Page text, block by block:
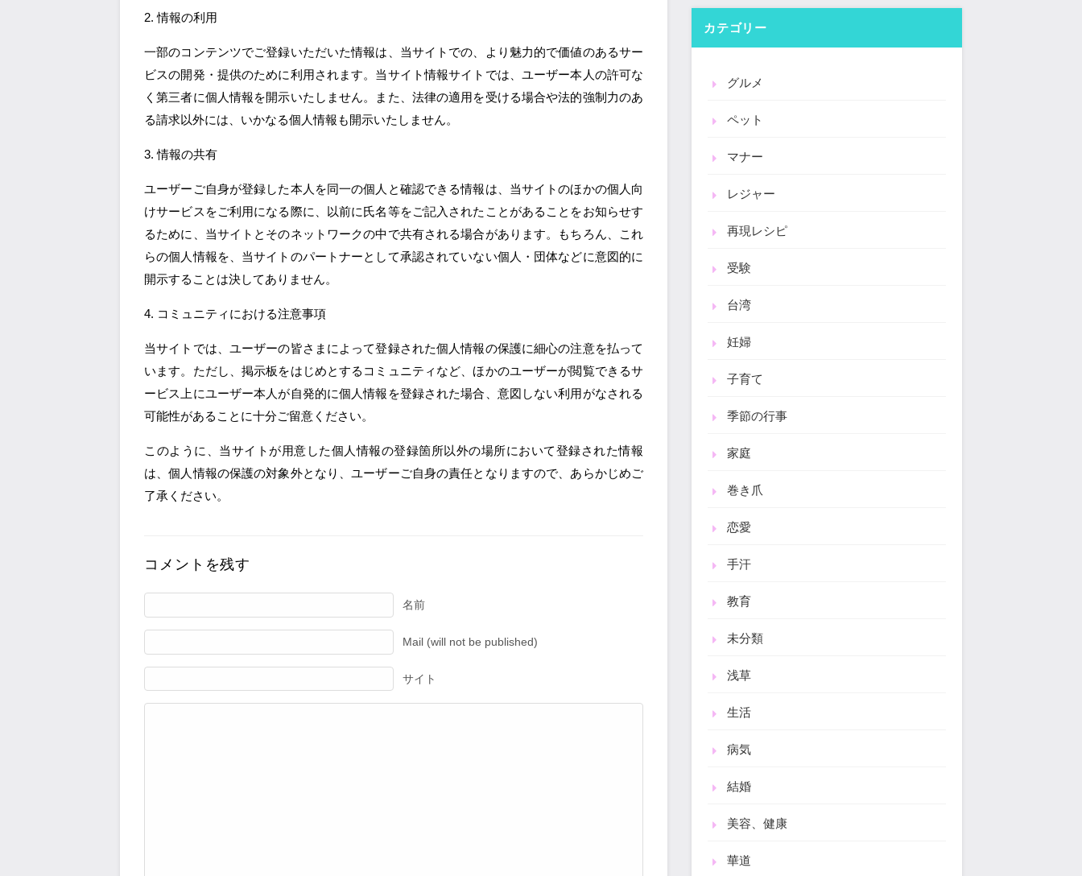
2. 情報の利用
一部のコンテンツでご登録いただいた情報は、当サイトでの、より魅力的で価値のあるサー
ビスの開発・提供のために利用されます。当サイト情報サイトでは、ユーザー本人の許可な
く第三者に個人情報を開示いたしません。また、法律の適用を受ける場合や法的強制力のあ
る請求以外には、いかなる個人情報も開示いたしません。
3. 情報の共有
ユーザーご自身が登録した本人を同一の個人と確認できる情報は、当サイトのほかの個人向
けサービスをご利用になる際に、以前に氏名等をご記入されたことがあることをお知らせす
るために、当サイトとそのネットワークの中で共有される場合があります。もちろん、これ
らの個人情報を、当サイトのパートナーとして承認されていない個人・団体などに意図的に
開示することは決してありません。
4. コミュニティにおける注意事項
当サイトでは、ユーザーの皆さまによって登録された個人情報の保護に細心の注意を払って
います。ただし、掲示板をはじめとするコミュニティなど、ほかのユーザーが閲覧できるサ
ービス上にユーザー本人が自発的に個人情報を登録された場合、意図しない利用がなされる
可能性があることに十分ご留意ください。
このように、当サイトが用意した個人情報の登録箇所以外の場所において登録された情報
は、個人情報の保護の対象外となり、ユーザーご自身の責任となりますので、あらかじめご
了承ください。
コメントを残す
名前
Mail (will not be published)
サイト
カテゴリー
グルメ
ペット
マナー
レジャー
再現レシピ
受験
台湾
妊婦
子育て
季節の行事
家庭
巻き爪
恋愛
手汗
教育
未分類
浅草
生活
病気
結婚
美容、健康
華道